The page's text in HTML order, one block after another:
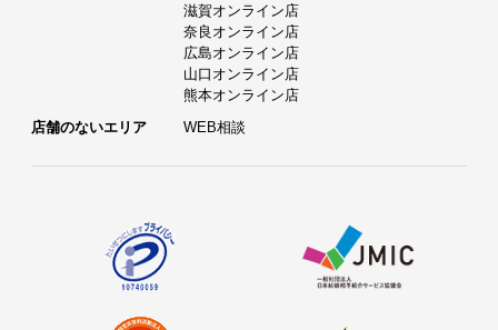
滋賀オンライン店
奈良オンライン店
広島オンライン店
山口オンライン店
熊本オンライン店
店舗のないエリア
WEB相談